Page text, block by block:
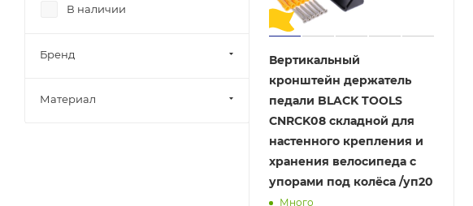
Вертикальный
кронштейн держатель
педали BLACK TOOLS
CNRCK08 складной для
настенного крепления и
хранения велосипеда с
упорами под колёса /уп20
Много
В наличии
Бренд
Материал